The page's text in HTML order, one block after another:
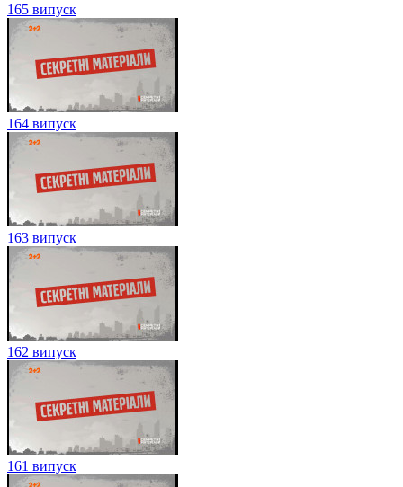
165 випуск
164 випуск
163 випуск
162 випуск
161 випуск